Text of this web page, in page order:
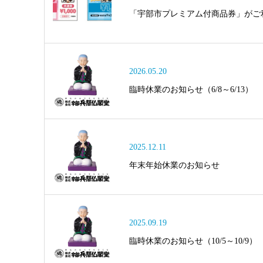
「宇部市プレミアム付商品券」が
2026.05.20
臨時休業のお知らせ（6/8～6/13）
2025.12.11
年末年始休業のお知らせ
2025.09.19
臨時休業のお知らせ（10/5～10/9）